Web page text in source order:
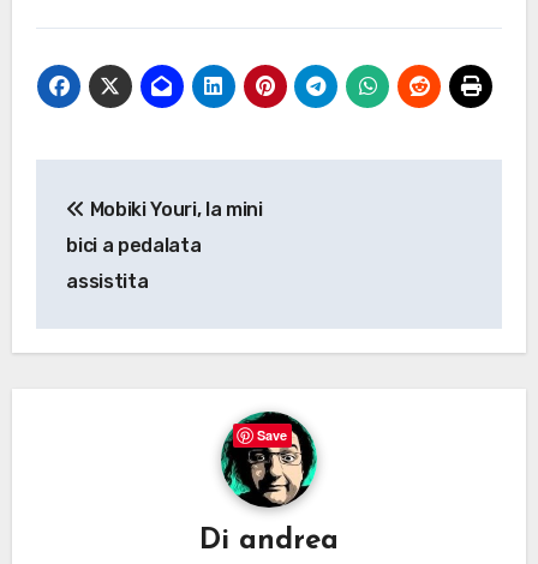
articoli
Mobiki Youri, la mini
bici a pedalata
assistita
Di andrea
Save